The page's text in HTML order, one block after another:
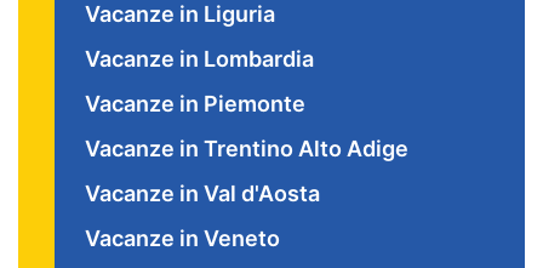
Vacanze in Liguria
Vacanze in Lombardia
Vacanze in Piemonte
Vacanze in Trentino Alto Adige
Vacanze in Val d'Aosta
Vacanze in Veneto